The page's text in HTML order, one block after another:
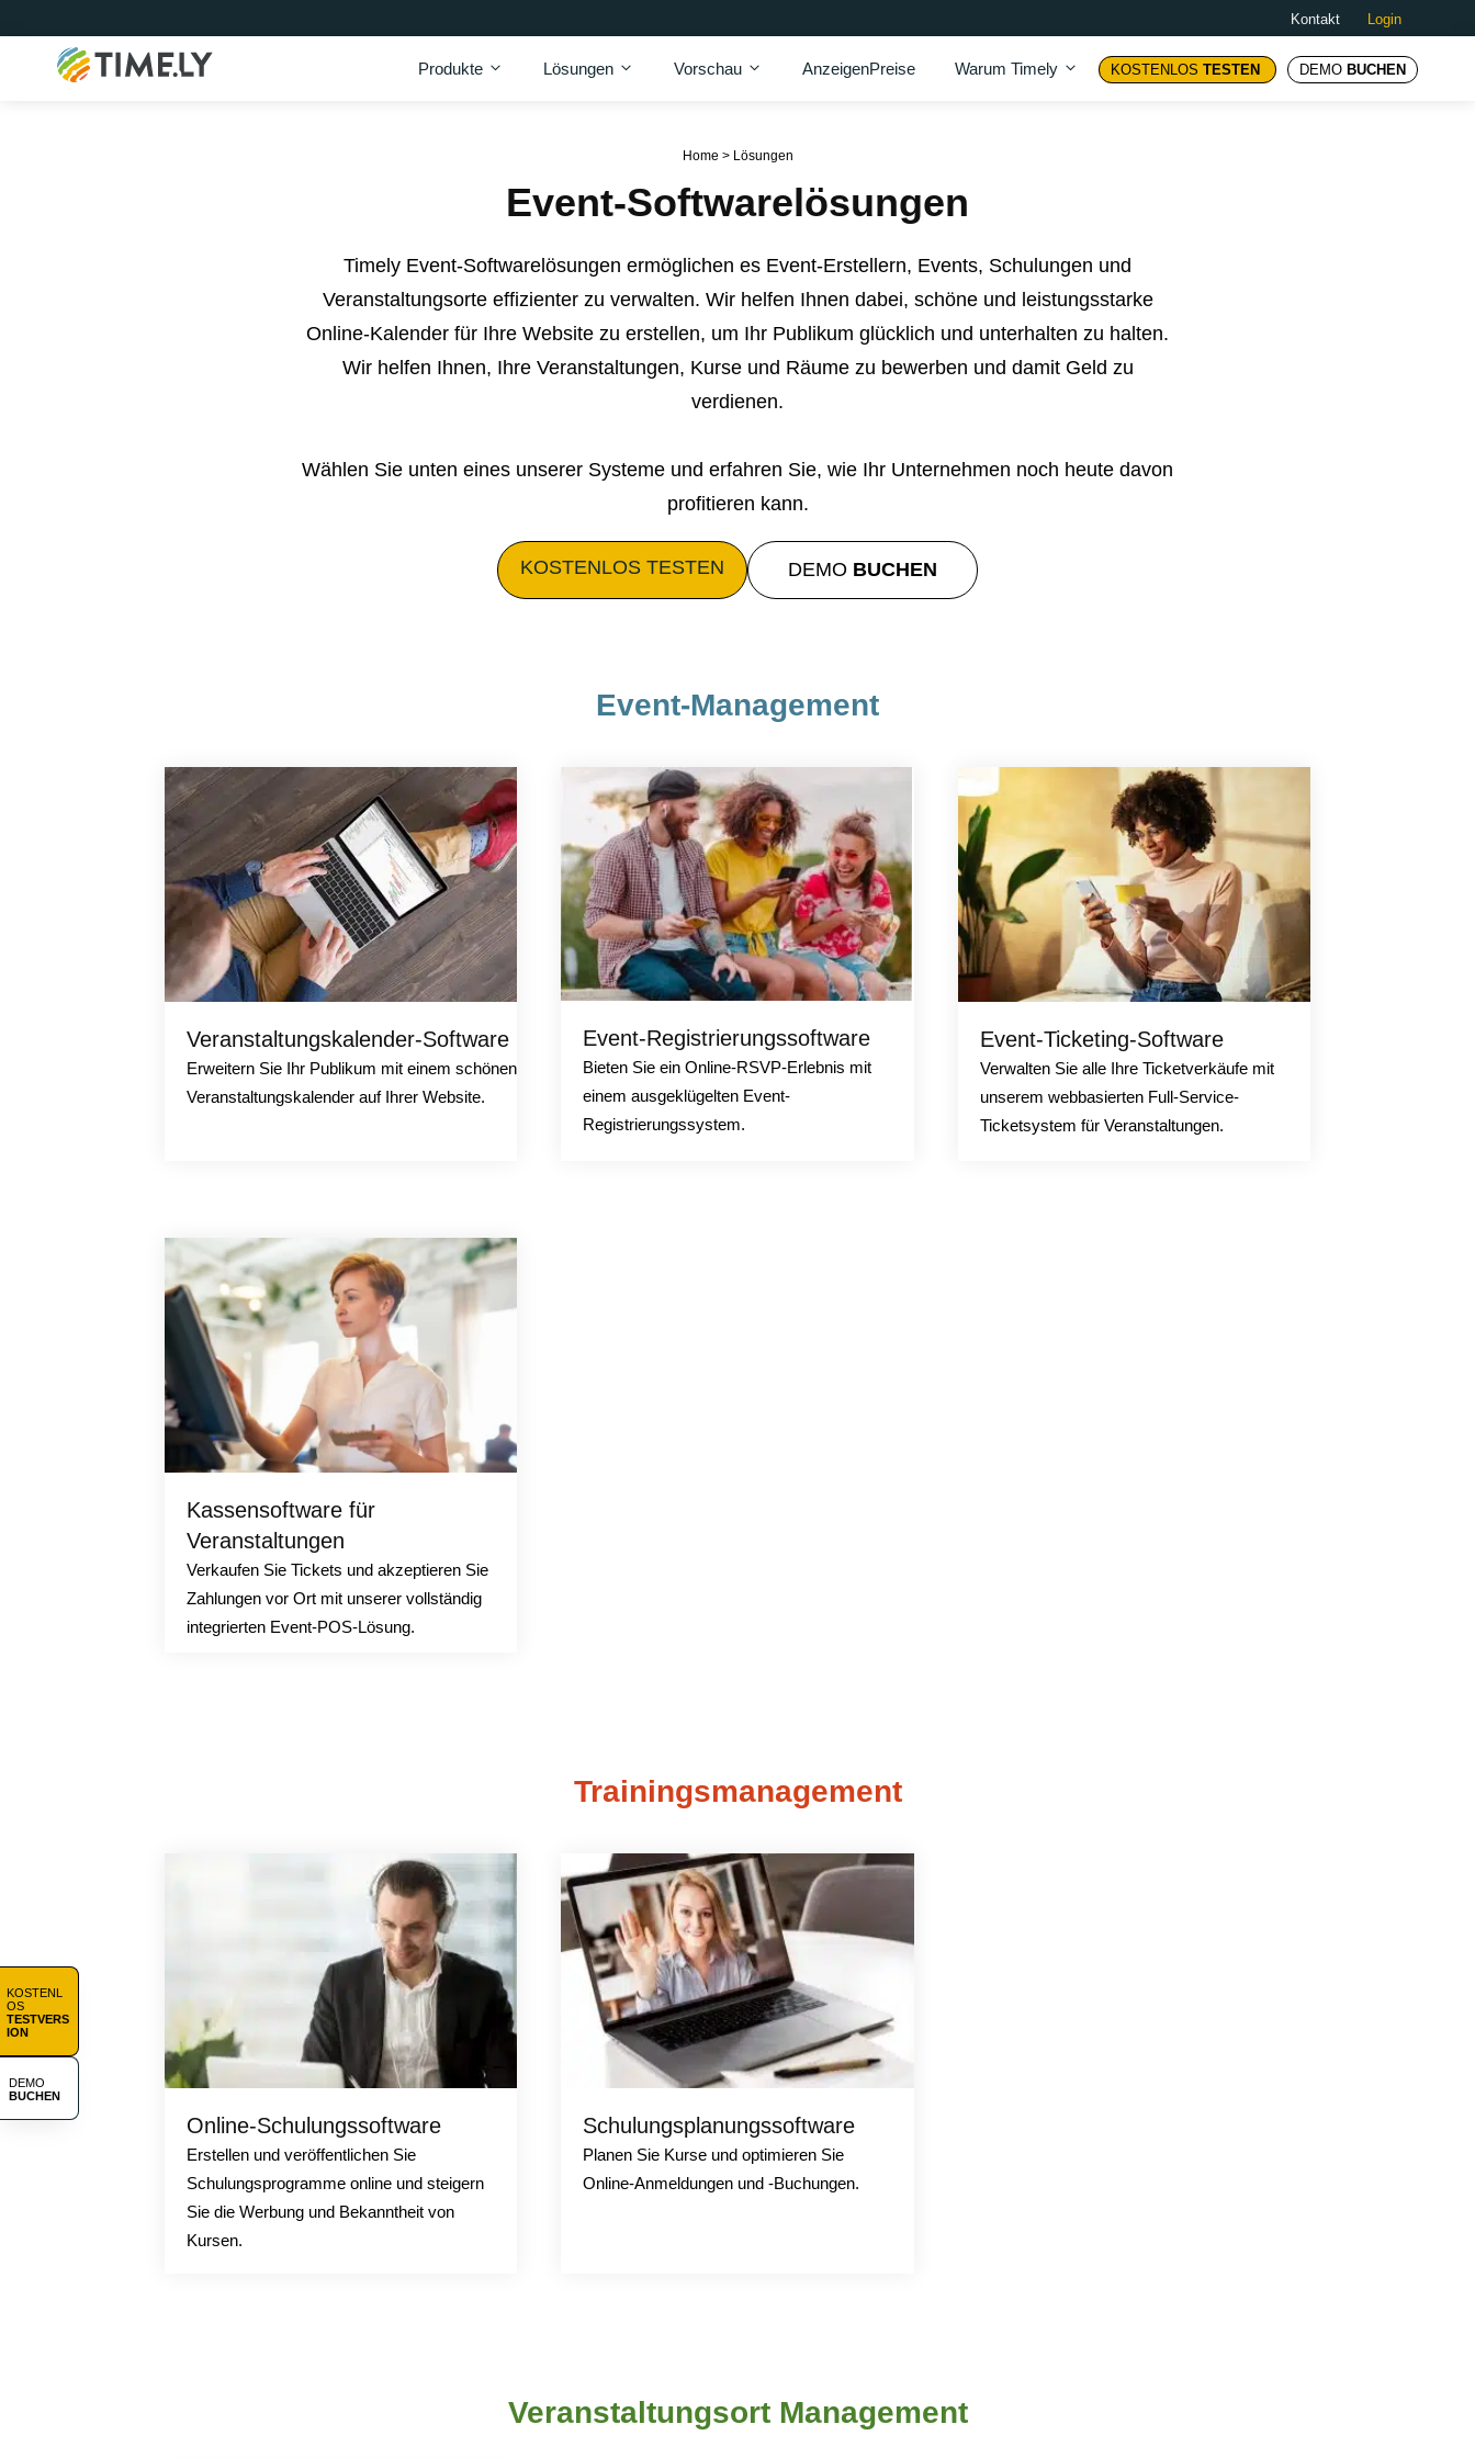
Kontakt Login
Timely
Produkte Lösungen Vorschau AnzeigenPreise Warum Timely KOSTENLOS TESTEN DEMO BUCHEN
KOSTENL
OS
TESTVERS
ION
DEMO
BUCHEN
Home > Lösungen
Event-Softwarelösungen
Timely Event-Softwarelösungen ermöglichen es Event-Erstellern, Events, Schulungen und
Veranstaltungsorte effizienter zu verwalten. Wir helfen Ihnen dabei, schöne und leistungsstarke
Online-Kalender für Ihre Website zu erstellen, um Ihr Publikum glücklich und unterhalten zu halten.
Wir helfen Ihnen, Ihre Veranstaltungen, Kurse und Räume zu bewerben und damit Geld zu
verdienen.
Wählen Sie unten eines unserer Systeme und erfahren Sie, wie Ihr Unternehmen noch heute davon
profitieren kann.
KOSTENLOS TESTEN DEMO BUCHEN
Event-Management
Veranstaltungskalender-Software
Erweitern Sie Ihr Publikum mit einem schönen
Veranstaltungskalender auf Ihrer Website.
Event-Registrierungssoftware
Bieten Sie ein Online-RSVP-Erlebnis mit
einem ausgeklügelten Event-
Registrierungssystem.
Event-Ticketing-Software
Verwalten Sie alle Ihre Ticketverkäufe mit
unserem webbasierten Full-Service-
Ticketsystem für Veranstaltungen.
Kassensoftware für
Veranstaltungen
Verkaufen Sie Tickets und akzeptieren Sie
Zahlungen vor Ort mit unserer vollständig
integrierten Event-POS-Lösung.
Trainingsmanagement
Online-Schulungssoftware
Erstellen und veröffentlichen Sie
Schulungsprogramme online und steigern
Sie die Werbung und Bekanntheit von
Kursen.
Schulungsplanungssoftware
Planen Sie Kurse und optimieren Sie
Online-Anmeldungen und -Buchungen.
Veranstaltungsort Management